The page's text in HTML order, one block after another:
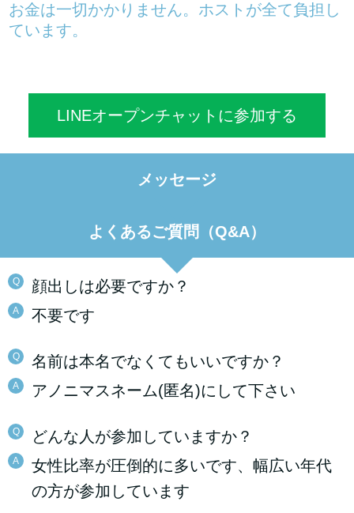
お金は一切かかりません。ホストが全て負担し
ています。
LINEオープンチャットに参加する
メッセージ
よくあるご質問（Q&A）
Q 顔出しは必要ですか？
A 不要です
Q 名前は本名でなくてもいいですか？
A アノニマスネーム(匿名)にして下さい
Q どんな人が参加していますか？
A
女性比率が圧倒的に多いです、幅広い年代
の方が参加しています